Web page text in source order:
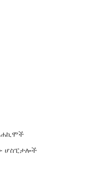
ሐኪሞች
ሆስፒታሎች